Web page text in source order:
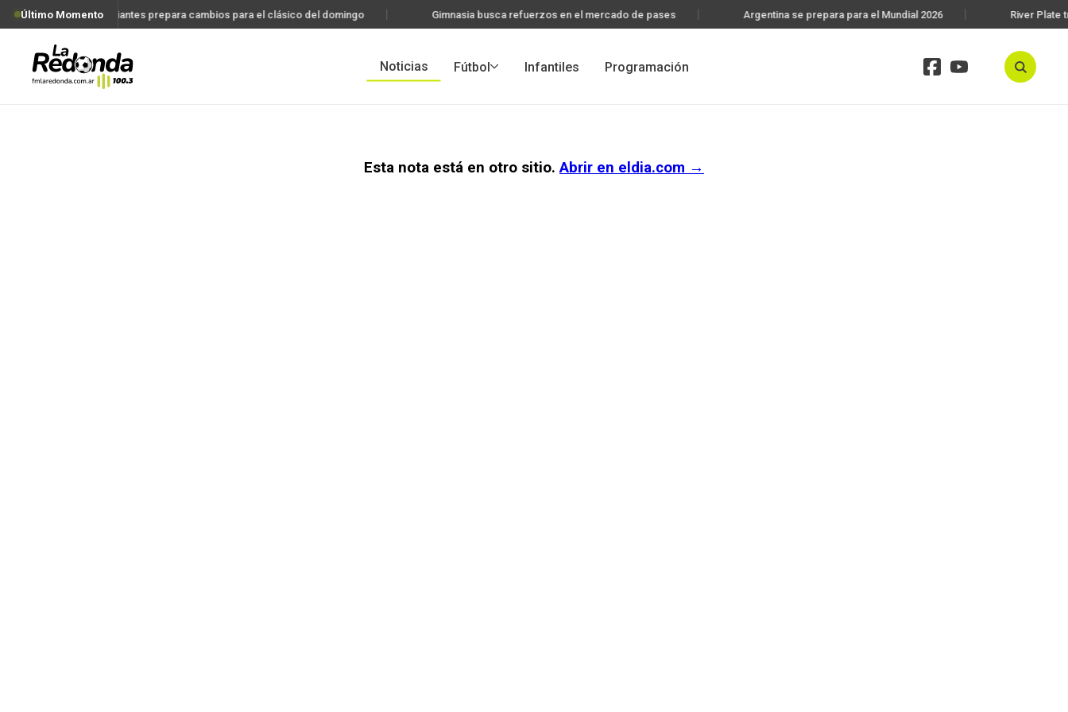
Último MomentoEstudiantes prepara cambios para el clásico del domingo Gimnasia busca refuerzos en el mercado de pases Argentina se prepara para el Mundial 2026 River Plate
Noticias Fútbol Infantiles Programación
Esta nota está en otro sitio. Abrir en eldia.com →